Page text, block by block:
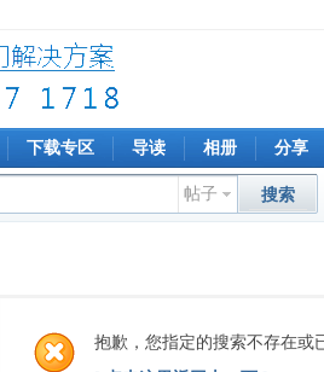
下载专区 导读 相册 分享
帖子 搜索
抱歉，您指定的搜索不存在或